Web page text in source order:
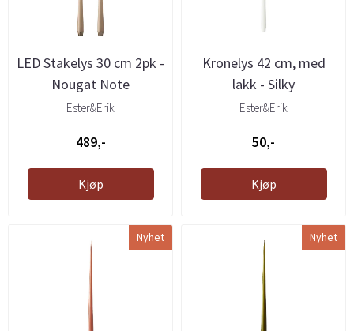
LED Stakelys 30 cm 2pk -
Nougat Note
Ester&Erik
489,-
Kjøp
Kronelys 42 cm, med
lakk - Silky
Ester&Erik
50,-
Kjøp
Nyhet Nyhet